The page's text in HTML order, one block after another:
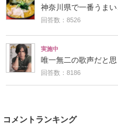
神奈川県で一番うま
回答数：8526
実施中
唯一無二の歌声だと
回答数：8186
コメントランキング